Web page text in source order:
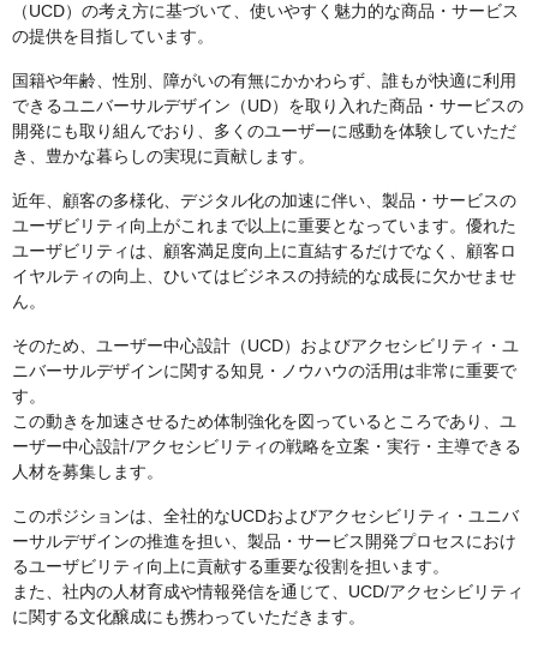
（UCD）の考え方に基づいて、使いやすく魅力的な商品・サービス
の提供を目指しています。
国籍や年齢、性別、障がいの有無にかかわらず、誰もが快適に利用
できるユニバーサルデザイン（UD）を取り入れた商品・サービスの
開発にも取り組んでおり、多くのユーザーに感動を体験していただ
き、豊かな暮らしの実現に貢献します。
近年、顧客の多様化、デジタル化の加速に伴い、製品・サービスの
ユーザビリティ向上がこれまで以上に重要となっています。優れた
ユーザビリティは、顧客満足度向上に直結するだけでなく、顧客ロ
イヤルティの向上、ひいてはビジネスの持続的な成長に欠かせませ
ん。
そのため、ユーザー中心設計（UCD）およびアクセシビリティ・ユ
ニバーサルデザインに関する知見・ノウハウの活用は非常に重要で
す。
この動きを加速させるため体制強化を図っているところであり、ユ
ーザー中心設計/アクセシビリティの戦略を立案・実行・主導できる
人材を募集します。
このポジションは、全社的なUCDおよびアクセシビリティ・ユニバ
ーサルデザインの推進を担い、製品・サービス開発プロセスにおけ
るユーザビリティ向上に貢献する重要な役割を担います。
また、社内の人材育成や情報発信を通じて、UCD/アクセシビリティ
に関する文化醸成にも携わっていただきます。